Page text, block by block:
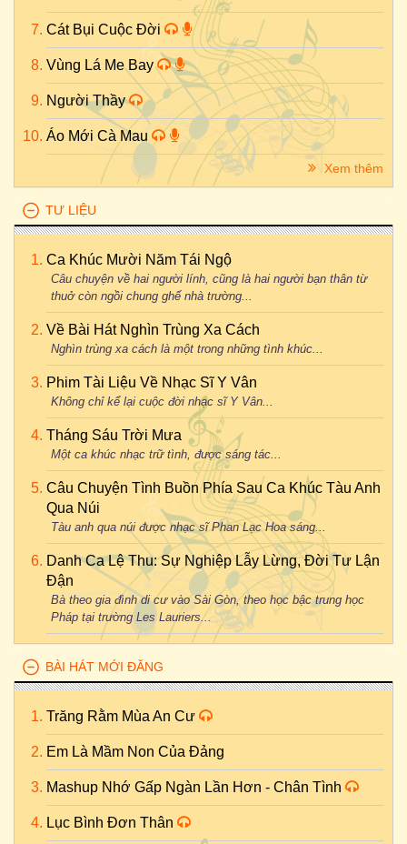
Cát Bụi Cuộc Đời
Vùng Lá Me Bay
Người Thầy
Áo Mới Cà Mau
Xem thêm
TƯ LIỆU
Ca Khúc Mười Năm Tái Ngộ
Câu chuyện về hai người lính, cũng là hai người bạn thân từ
thuở còn ngồi chung ghế nhà trường...
Về Bài Hát Nghìn Trùng Xa Cách
Nghìn trùng xa cách là một trong những tình khúc...
Phim Tài Liệu Về Nhạc Sĩ Y Vân
Không chỉ kể lại cuộc đời nhạc sĩ Y Vân...
Tháng Sáu Trời Mưa
Một ca khúc nhạc trữ tình, được sáng tác...
Câu Chuyện Tình Buồn Phía Sau Ca Khúc Tàu Anh
Qua Núi
Tàu anh qua núi được nhạc sĩ Phan Lạc Hoa sáng...
Danh Ca Lệ Thu: Sự Nghiệp Lẫy Lừng, Đời Tư Lận
Đận
Bà theo gia đình di cư vào Sài Gòn, theo học bậc trung học
Pháp tại trường Les Lauriers...
BÀI HÁT MỚI ĐĂNG
Trăng Rằm Mùa An Cư
Em Là Mầm Non Của Đảng
Mashup Nhớ Gấp Ngàn Lần Hơn - Chân Tình
Lục Bình Đơn Thân